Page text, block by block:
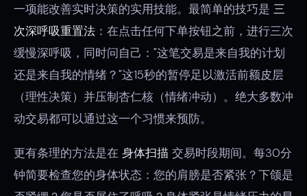
一项能改善实时决策的实用技能。最简单的技巧是 三
次深呼吸重置法 ：在点击任何下单按钮之前，进行三次
缓慢深呼吸，同时问自己："这笔交易是来自我的计划
还是来自我的情绪？"这15秒的暂停足以激活前额皮层
（理性决策）并压制杏仁核（情绪冲动）。绝大多数冲
动交易都可以通过这一个习惯来预防。
更有条理的方法是在 身体扫描 交易时段期间。每30分
钟简要检查您的身体状态：您的肩膀是否紧张？下颌是